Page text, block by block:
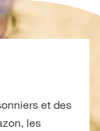
et des
les